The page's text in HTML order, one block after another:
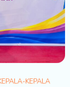
KEPALA